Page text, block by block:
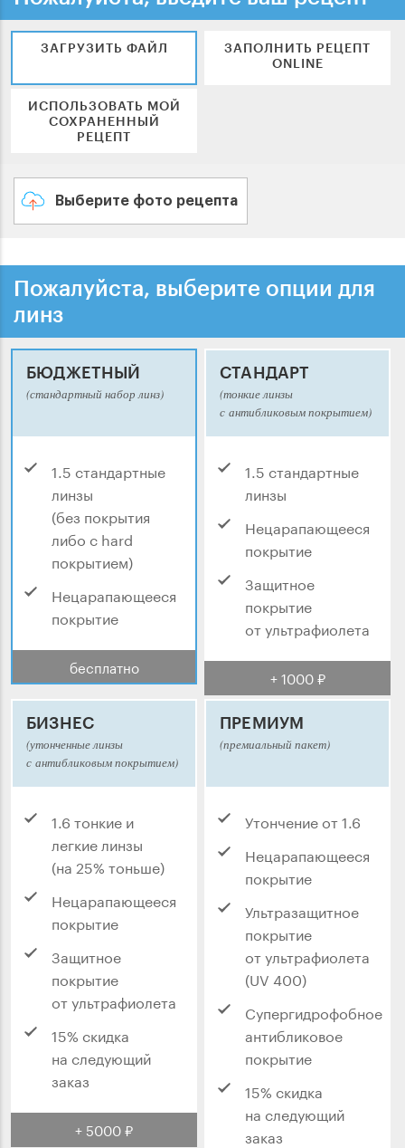
ЗАГРУЗИТЬ ФАЙЛ
ЗАПОЛНИТЬ РЕЦЕПТ
ONLINE
ИСПОЛЬЗОВАТЬ МОЙ
СОХРАНЕННЫЙ
РЕЦЕПТ
Выберите фото рецепта
Пожалуйста, выберите опции для
линз
БЮДЖЕТНЫЙ
(стандартный набор линз)
1.5 стандартные
линзы
(без покрытия
либо с hard
покрытием)
Нецарапающееся
покрытие
бесплатно
СТАНДАРТ
(тонкие линзы
с антибликовым покрытием)
1.5 стандартные
линзы
Нецарапающееся
покрытие
Защитное
покрытие
от ультрафиолета
+ 1000 ₽
БИЗНЕС
(утонченные линзы
с антибликовым покрытием)
1.6 тонкие и
легкие линзы
(на 25% тоньше)
Нецарапающееся
покрытие
Защитное
покрытие
от ультрафиолета
15% скидка
на следующий
заказ
+ 5000 ₽
ПРЕМИУМ
(премиальный пакет)
Утончение от 1.6
Нецарапающееся
покрытие
Ультразащитное
покрытие
от ультрафиолета
(UV 400)
Супергидрофобное
антибликовое
покрытие
15% скидка
на следующий
заказ